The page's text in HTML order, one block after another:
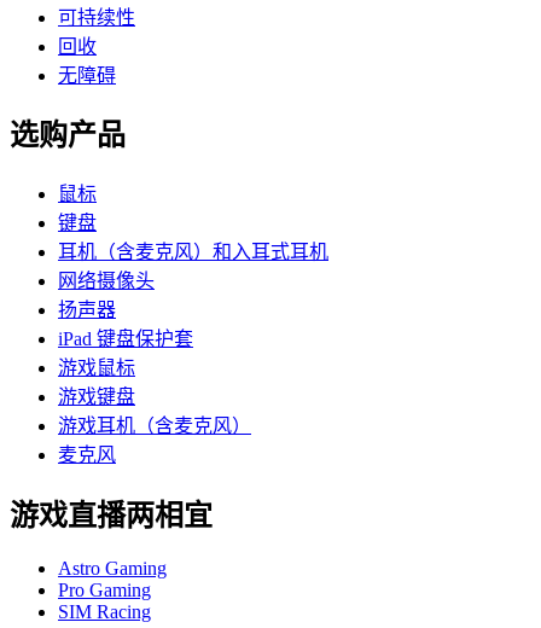
可持续性
回收
无障碍
选购产品
鼠标
键盘
耳机（含麦克风）和入耳式耳机
网络摄像头
扬声器
iPad 键盘保护套
游戏鼠标
游戏键盘
游戏耳机（含麦克风）
麦克风
游戏直播两相宜
Astro Gaming
Pro Gaming
SIM Racing